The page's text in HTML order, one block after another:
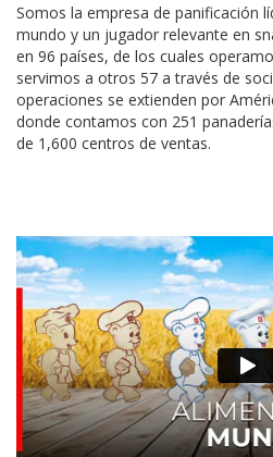
Visita nuestras panaderías
Somos la empresa de panificación
mundo y un jugador relevante en
en 96 países, de los cuales
servimos a otros 57 a través de
operaciones se extienden por
donde contamos con 251
de 1,600 centros de ventas.